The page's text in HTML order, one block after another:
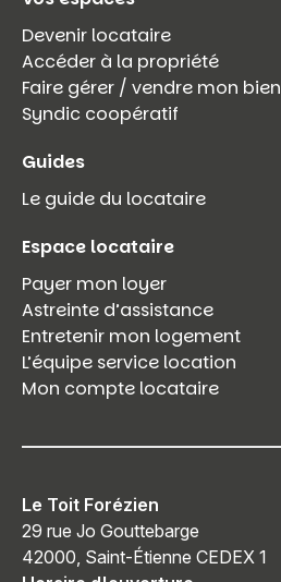
Devenir locataire
Accéder à la propriété
Faire gérer / vendre mon bien
Syndic coopératif
Guides
Le guide du locataire
Espace locataire
Payer mon loyer
Astreinte d’assistance
Entretenir mon logement
L’équipe service location
Mon compte locataire
Le Toit Forézien
29 rue Jo Gouttebarge
42000, Saint-Étienne CEDEX 1